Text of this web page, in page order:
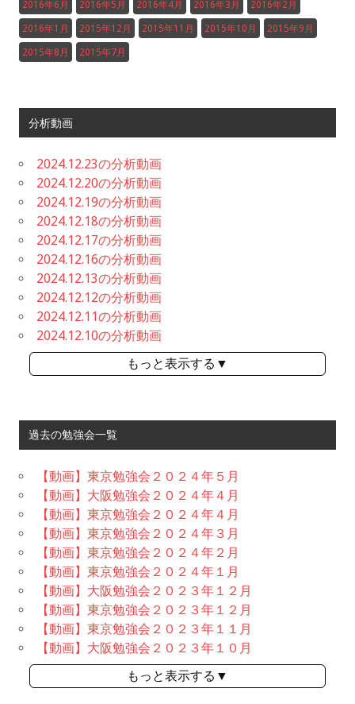
2016年6月 2016年5月 2016年4月 2016年3月 2016年2月
2016年1月 2015年12月 2015年11月 2015年10月 2015年9月
2015年8月 2015年7月
分析動画
2024.12.23の分析動画
2024.12.20の分析動画
2024.12.19の分析動画
2024.12.18の分析動画
2024.12.17の分析動画
2024.12.16の分析動画
2024.12.13の分析動画
2024.12.12の分析動画
2024.12.11の分析動画
2024.12.10の分析動画
もっと表示する▼
過去の勉強会一覧
【動画】東京勉強会２０２４年５月
【動画】大阪勉強会２０２４年４月
【動画】東京勉強会２０２４年４月
【動画】東京勉強会２０２４年３月
【動画】東京勉強会２０２４年２月
【動画】東京勉強会２０２４年１月
【動画】大阪勉強会２０２３年１２月
【動画】東京勉強会２０２３年１２月
【動画】東京勉強会２０２３年１１月
【動画】大阪勉強会２０２３年１０月
もっと表示する▼